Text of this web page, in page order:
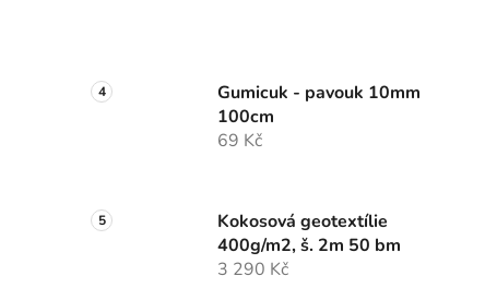
Gumicuk - pavouk 10mm
100cm
69 Kč
Kokosová geotextílie
400g/m2, š. 2m 50 bm
3 290 Kč